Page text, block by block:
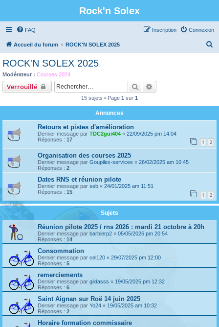
Rock'n Solex
FAQ Connexion
Inscription
Accueil du forum ROCK'N SOLEX 2025
e
r
ROCK'N SOLEX 2025
Modérateur : Courses 2024
Verrouillé Rechercher
15 sujets • Page 1 sur 1
Annonces
Retours et pistes d'amélioration
Dernier message par TDC2gui404 « 22/09/2025 pm 14:04
Réponses : 17 1 2
Organisation des courses 2025
Dernier message par Goupilex-services « 26/02/2025 am 10:45
Réponses : 2
Dates RNS et réunion pilote
Dernier message par seb « 24/01/2025 am 11:51
Réponses : 15 1 2
Sujets
Réunion pilote 2025 / rns 2026 : mardi 21 octobre à 20h
Dernier message par barbierp2 « 05/05/2026 pm 20:54
Réponses : 14
Consommation
Dernier message par cel120 « 29/07/2025 pm 12:00
Réponses : 5
remerciements
Dernier message par gildasss « 19/05/2025 pm 12:32
Réponses : 6
Saint Aignan sur Roë 14 juin 2025
Dernier message par Yo24 « 19/05/2025 am 10:32
Réponses : 2
Horaire formation commissaire